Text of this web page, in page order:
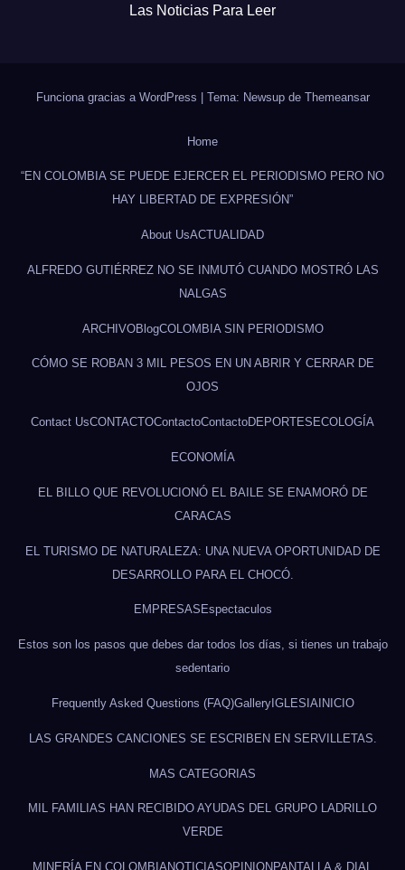
Las Noticias Para Leer
Funciona gracias a WordPress Tema: Newsup de Themeansar
Home
“EN COLOMBIA SE PUEDE EJERCER EL PERIODISMO PERO NO
HAY LIBERTAD DE EXPRESIÓN”
About UsACTUALIDAD
ALFREDO GUTIÉRREZ NO SE INMUTÓ CUANDO MOSTRÓ LAS
NALGAS
ARCHIVOBlogCOLOMBIA SIN PERIODISMO
CÓMO SE ROBAN 3 MIL PESOS EN UN ABRIR Y CERRAR DE
OJOS
Contact UsCONTACTOContactoContactoDEPORTES ECOLOGÍA
ECONOMÍA
EL BILLO QUE REVOLUCIONÓ EL BAILE SE ENAMORÓ DE
CARACAS
EL TURISMO DE NATURALEZA: UNA NUEVA OPORTUNIDAD DE
DESARROLLO PARA EL CHOCÓ.
EMPRESAS Espectaculos
Estos son los pasos que debes dar todos los días, si tienes un trabajo
sedentario
Frequently Asked Questions (FAQ)GalleryIGLESIA INICIO
LAS GRANDES CANCIONES SE ESCRIBEN EN SERVILLETAS.
MAS CATEGORIAS
MIL FAMILIAS HAN RECIBIDO AYUDAS DEL GRUPO LADRILLO
VERDE
MINERÍA EN COLOMBIA NOTICIASOPINION PANTALLA & DIAL